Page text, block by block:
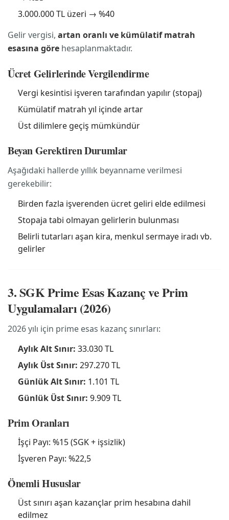
3.000.000 TL üzeri → %40
Gelir vergisi, artan oranlı ve kümülatif matrah
esasına göre hesaplanmaktadır.
Ücret Gelirlerinde Vergilendirme
Vergi kesintisi işveren tarafından yapılır (stopaj)
Kümülatif matrah yıl içinde artar
Üst dilimlere geçiş mümkündür
Beyan Gerektiren Durumlar
Aşağıdaki hallerde yıllık beyanname verilmesi
gerekebilir:
Birden fazla işverenden ücret geliri elde edilmesi
Stopaja tabi olmayan gelirlerin bulunması
Belirli tutarları aşan kira, menkul sermaye iradı vb.
gelirler
3. SGK Prime Esas Kazanç ve Prim
Uygulamaları (2026)
2026 yılı için prime esas kazanç sınırları:
Aylık Alt Sınır: 33.030 TL
Aylık Üst Sınır: 297.270 TL
Günlük Alt Sınır: 1.101 TL
Günlük Üst Sınır: 9.909 TL
Prim Oranları
İşçi Payı: %15 (SGK + işsizlik)
İşveren Payı: %22,5
Önemli Hususlar
Üst sınırı aşan kazançlar prim hesabına dahil
edilmez